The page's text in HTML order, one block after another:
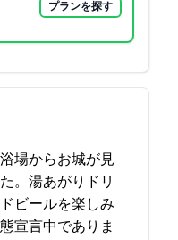
プランを探す
場からお城が見
。湯あがりドリ
ビールを楽しみ
宣言中でありま